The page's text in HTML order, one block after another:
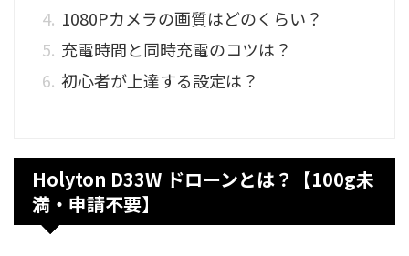
1080Pカメラの画質はどのくらい？
充電時間と同時充電のコツは？
初心者が上達する設定は？
Holyton D33W ドローンとは？【100g未
満・申請不要】